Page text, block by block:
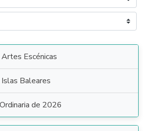
Artes Escénicas
Islas Baleares
Ordinaria de 2026